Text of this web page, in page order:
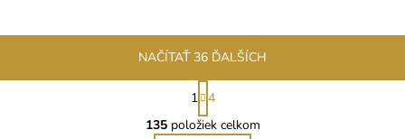
O
v
NAČÍTAŤ 36 ĎALŠÍCH
S
t
r
1
4
135položiek celkom